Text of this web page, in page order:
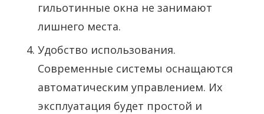
гильотинные окна не занимают
лишнего места.
Удобство использования.
Современные системы оснащаются
автоматическим управлением. Их
эксплуатация будет простой и